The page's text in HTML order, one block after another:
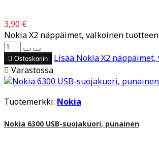
3,90 €
Nokia X2 näppäimet, valkoinen
 Ostoskoriin Lisää Nokia X2
 Varastossa
Tuotemerkki: Nokia
Nokia 6300 USB-suojakuori, punainen